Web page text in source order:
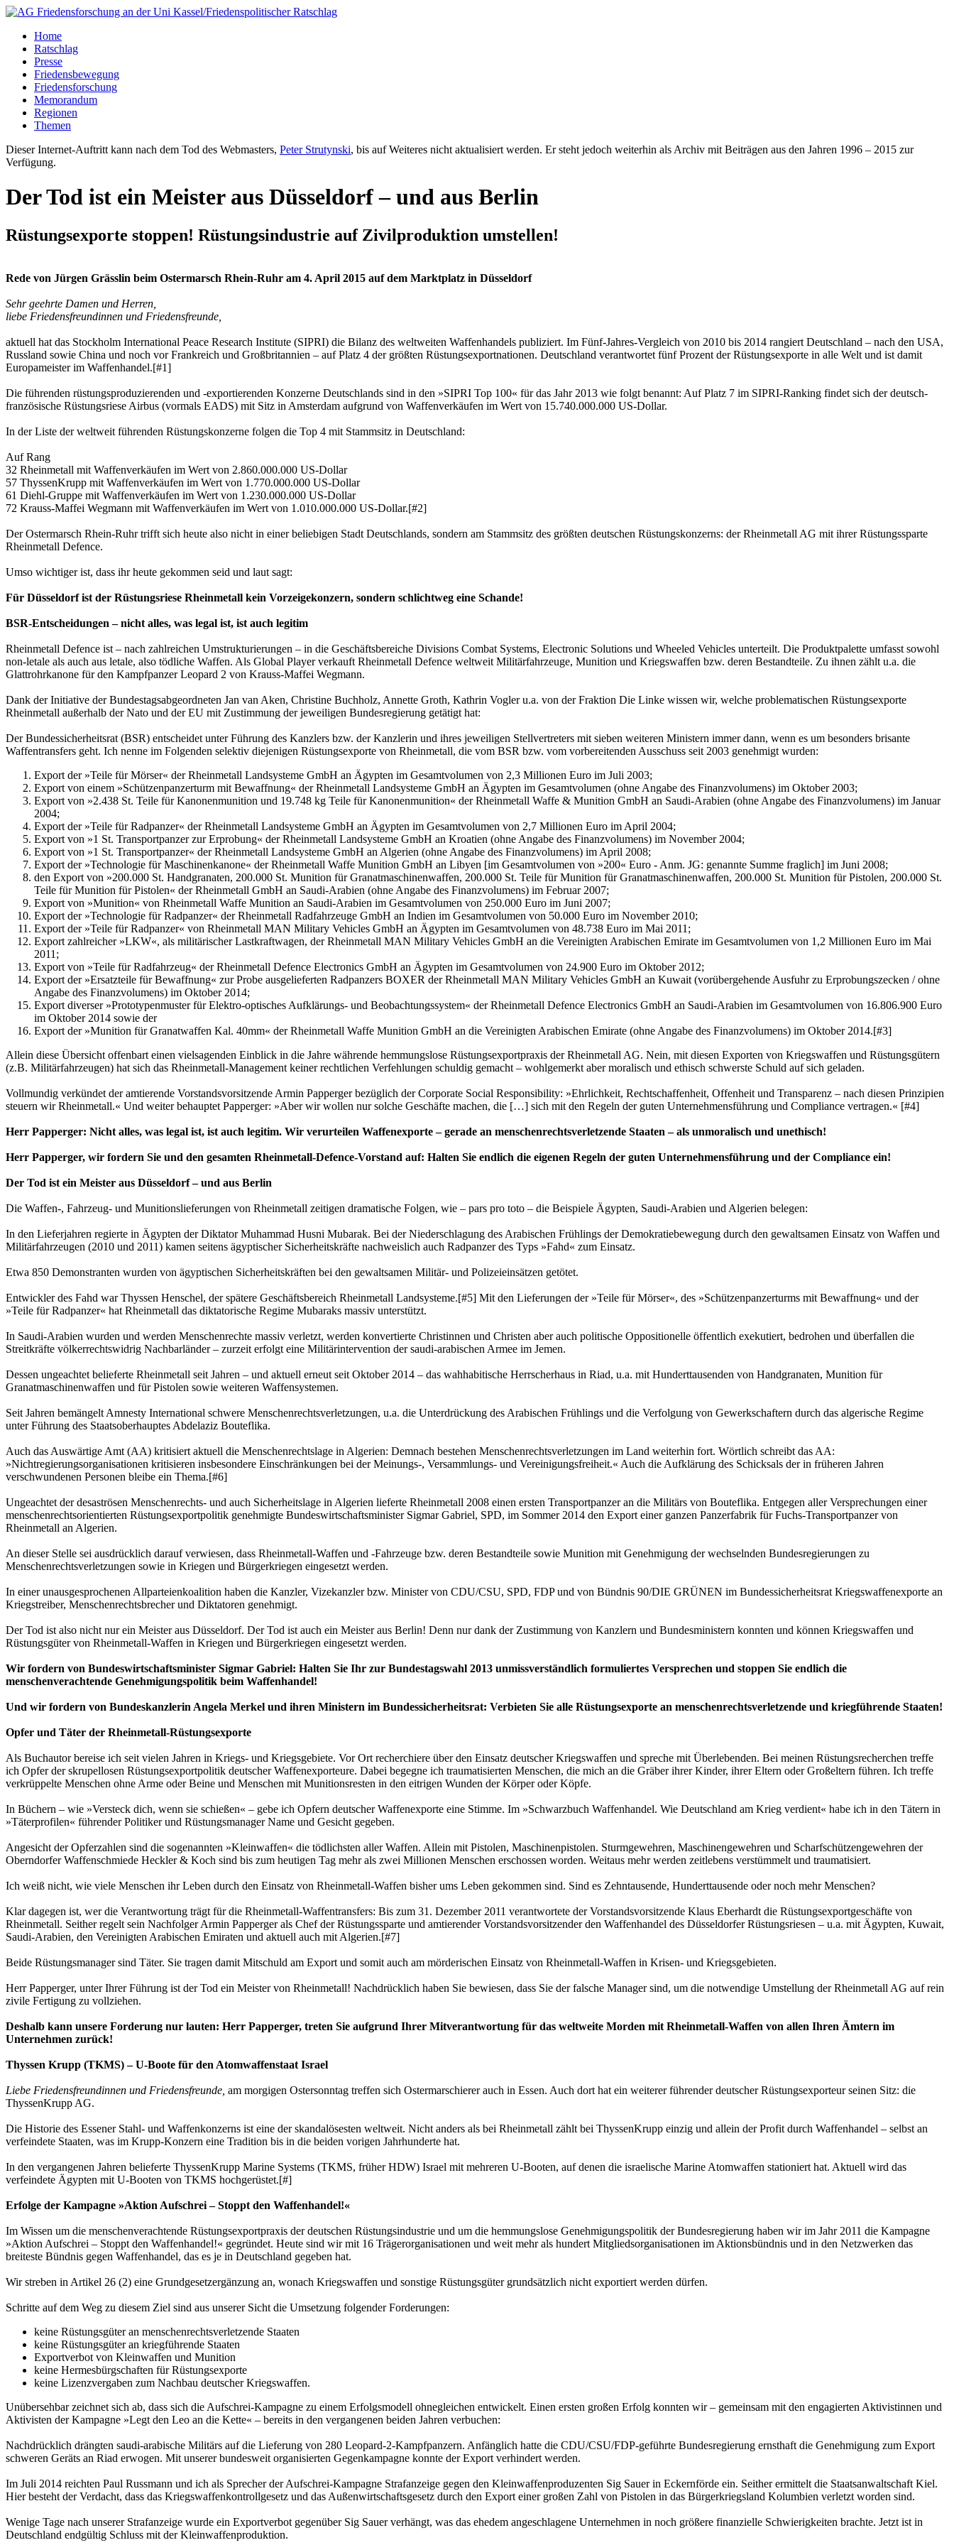
Home
Ratschlag
Presse
Friedensbewegung
Friedensforschung
Memorandum
Regionen
Themen
Dieser Internet-Auftritt kann nach dem Tod des Webmasters, Peter Strutynski, bis auf Weiteres nicht aktualisiert werden. Er steht jedoch weiterhin als Archiv mit Beiträgen aus den Jahren 1996 – 2015 zur
Verfügung.
Der Tod ist ein Meister aus Düsseldorf – und aus Berlin
Rüstungsexporte stoppen! Rüstungsindustrie auf Zivilproduktion umstellen!
Rede von Jürgen Grässlin beim Ostermarsch Rhein-Ruhr am 4. April 2015 auf dem Marktplatz in Düsseldorf
Sehr geehrte Damen und Herren,
liebe Friedensfreundinnen und Friedensfreunde,
aktuell hat das Stockholm International Peace Research Institute (SIPRI) die Bilanz des weltweiten Waffenhandels publiziert. Im Fünf-Jahres-Vergleich von 2010 bis 2014 rangiert Deutschland – nach den USA,
Russland sowie China und noch vor Frankreich und Großbritannien – auf Platz 4 der größten Rüstungsexportnationen. Deutschland verantwortet fünf Prozent der Rüstungsexporte in alle Welt und ist damit
Europameister im Waffenhandel.[#1]
Die führenden rüstungsproduzierenden und -exportierenden Konzerne Deutschlands sind in den »SIPRI Top 100« für das Jahr 2013 wie folgt benannt: Auf Platz 7 im SIPRI-Ranking findet sich der deutsch-
französische Rüstungsriese Airbus (vormals EADS) mit Sitz in Amsterdam aufgrund von Waffenverkäufen im Wert von 15.740.000.000 US-Dollar.
In der Liste der weltweit führenden Rüstungskonzerne folgen die Top 4 mit Stammsitz in Deutschland:
Auf Rang
32 Rheinmetall mit Waffenverkäufen im Wert von 2.860.000.000 US-Dollar
57 ThyssenKrupp mit Waffenverkäufen im Wert von 1.770.000.000 US-Dollar
61 Diehl-Gruppe mit Waffenverkäufen im Wert von 1.230.000.000 US-Dollar
72 Krauss-Maffei Wegmann mit Waffenverkäufen im Wert von 1.010.000.000 US-Dollar.[#2]
Der Ostermarsch Rhein-Ruhr trifft sich heute also nicht in einer beliebigen Stadt Deutschlands, sondern am Stammsitz des größten deutschen Rüstungskonzerns: der Rheinmetall AG mit ihrer Rüstungssparte
Rheinmetall Defence.
Umso wichtiger ist, dass ihr heute gekommen seid und laut sagt:
Für Düsseldorf ist der Rüstungsriese Rheinmetall kein Vorzeigekonzern, sondern schlichtweg eine Schande!
BSR-Entscheidungen – nicht alles, was legal ist, ist auch legitim
Rheinmetall Defence ist – nach zahlreichen Umstrukturierungen – in die Geschäftsbereiche Divisions Combat Systems, Electronic Solutions und Wheeled Vehicles unterteilt. Die Produktpalette umfasst sowohl
non-letale als auch aus letale, also tödliche Waffen. Als Global Player verkauft Rheinmetall Defence weltweit Militärfahrzeuge, Munition und Kriegswaffen bzw. deren Bestandteile. Zu ihnen zählt u.a. die
Glattrohrkanone für den Kampfpanzer Leopard 2 von Krauss-Maffei Wegmann.
Dank der Initiative der Bundestagsabgeordneten Jan van Aken, Christine Buchholz, Annette Groth, Kathrin Vogler u.a. von der Fraktion Die Linke wissen wir, welche problematischen Rüstungsexporte
Rheinmetall außerhalb der Nato und der EU mit Zustimmung der jeweiligen Bundesregierung getätigt hat:
Der Bundessicherheitsrat (BSR) entscheidet unter Führung des Kanzlers bzw. der Kanzlerin und ihres jeweiligen Stellvertreters mit sieben weiteren Ministern immer dann, wenn es um besonders brisante
Waffentransfers geht. Ich nenne im Folgenden selektiv diejenigen Rüstungsexporte von Rheinmetall, die vom BSR bzw. vom vorbereitenden Ausschuss seit 2003 genehmigt wurden:
Export der »Teile für Mörser« der Rheinmetall Landsysteme GmbH an Ägypten im Gesamtvolumen von 2,3 Millionen Euro im Juli 2003;
Export von einem »Schützenpanzerturm mit Bewaffnung« der Rheinmetall Landsysteme GmbH an Ägypten im Gesamtvolumen (ohne Angabe des Finanzvolumens) im Oktober 2003;
Export von »2.438 St. Teile für Kanonenmunition und 19.748 kg Teile für Kanonenmunition« der Rheinmetall Waffe & Munition GmbH an Saudi-Arabien (ohne Angabe des Finanzvolumens) im Januar
2004;
Export der »Teile für Radpanzer« der Rheinmetall Landsysteme GmbH an Ägypten im Gesamtvolumen von 2,7 Millionen Euro im April 2004;
Export von »1 St. Transportpanzer zur Erprobung« der Rheinmetall Landsysteme GmbH an Kroatien (ohne Angabe des Finanzvolumens) im November 2004;
Export von »1 St. Transportpanzer« der Rheinmetall Landsysteme GmbH an Algerien (ohne Angabe des Finanzvolumens) im April 2008;
Export der »Technologie für Maschinenkanone« der Rheinmetall Waffe Munition GmbH an Libyen [im Gesamtvolumen von »200« Euro - Anm. JG: genannte Summe fraglich] im Juni 2008;
den Export von »200.000 St. Handgranaten, 200.000 St. Munition für Granatmaschinenwaffen, 200.000 St. Teile für Munition für Granatmaschinenwaffen, 200.000 St. Munition für Pistolen, 200.000 St.
Teile für Munition für Pistolen« der Rheinmetall GmbH an Saudi-Arabien (ohne Angabe des Finanzvolumens) im Februar 2007;
Export von »Munition« von Rheinmetall Waffe Munition an Saudi-Arabien im Gesamtvolumen von 250.000 Euro im Juni 2007;
Export der »Technologie für Radpanzer« der Rheinmetall Radfahrzeuge GmbH an Indien im Gesamtvolumen von 50.000 Euro im November 2010;
Export der »Teile für Radpanzer« von Rheinmetall MAN Military Vehicles GmbH an Ägypten im Gesamtvolumen von 48.738 Euro im Mai 2011;
Export zahlreicher »LKW«, als militärischer Lastkraftwagen, der Rheinmetall MAN Military Vehicles GmbH an die Vereinigten Arabischen Emirate im Gesamtvolumen von 1,2 Millionen Euro im Mai
2011;
Export von »Teile für Radfahrzeug« der Rheinmetall Defence Electronics GmbH an Ägypten im Gesamtvolumen von 24.900 Euro im Oktober 2012;
Export der »Ersatzteile für Bewaffnung« zur Probe ausgelieferten Radpanzers BOXER der Rheinmetall MAN Military Vehicles GmbH an Kuwait (vorübergehende Ausfuhr zu Erprobungszecken / ohne
Angabe des Finanzvolumens) im Oktober 2014;
Export diverser »Prototypenmuster für Elektro-optisches Aufklärungs- und Beobachtungssystem« der Rheinmetall Defence Electronics GmbH an Saudi-Arabien im Gesamtvolumen von 16.806.900 Euro
im Oktober 2014 sowie der
Export der »Munition für Granatwaffen Kal. 40mm« der Rheinmetall Waffe Munition GmbH an die Vereinigten Arabischen Emirate (ohne Angabe des Finanzvolumens) im Oktober 2014.[#3]
Allein diese Übersicht offenbart einen vielsagenden Einblick in die Jahre währende hemmungslose Rüstungsexportpraxis der Rheinmetall AG. Nein, mit diesen Exporten von Kriegswaffen und Rüstungsgütern
(z.B. Militärfahrzeugen) hat sich das Rheinmetall-Management keiner rechtlichen Verfehlungen schuldig gemacht – wohlgemerkt aber moralisch und ethisch schwerste Schuld auf sich geladen.
Vollmundig verkündet der amtierende Vorstandsvorsitzende Armin Papperger bezüglich der Corporate Social Responsibility: »Ehrlichkeit, Rechtschaffenheit, Offenheit und Transparenz – nach diesen Prinzipien
steuern wir Rheinmetall.« Und weiter behauptet Papperger: »Aber wir wollen nur solche Geschäfte machen, die […] sich mit den Regeln der guten Unternehmensführung und Compliance vertragen.« [#4]
Herr Papperger: Nicht alles, was legal ist, ist auch legitim. Wir verurteilen Waffenexporte – gerade an menschenrechtsverletzende Staaten – als unmoralisch und unethisch!
Herr Papperger, wir fordern Sie und den gesamten Rheinmetall-Defence-Vorstand auf: Halten Sie endlich die eigenen Regeln der guten Unternehmensführung und der Compliance ein!
Der Tod ist ein Meister aus Düsseldorf – und aus Berlin
Die Waffen-, Fahrzeug- und Munitionslieferungen von Rheinmetall zeitigen dramatische Folgen, wie – pars pro toto – die Beispiele Ägypten, Saudi-Arabien und Algerien belegen:
In den Lieferjahren regierte in Ägypten der Diktator Muhammad Husni Mubarak. Bei der Niederschlagung des Arabischen Frühlings der Demokratiebewegung durch den gewaltsamen Einsatz von Waffen und
Militärfahrzeugen (2010 und 2011) kamen seitens ägyptischer Sicherheitskräfte nachweislich auch Radpanzer des Typs »Fahd« zum Einsatz.
Etwa 850 Demonstranten wurden von ägyptischen Sicherheitskräften bei den gewaltsamen Militär- und Polizeieinsätzen getötet.
Entwickler des Fahd war Thyssen Henschel, der spätere Geschäftsbereich Rheinmetall Landsysteme.[#5] Mit den Lieferungen der »Teile für Mörser«, des »Schützenpanzerturms mit Bewaffnung« und der
»Teile für Radpanzer« hat Rheinmetall das diktatorische Regime Mubaraks massiv unterstützt.
In Saudi-Arabien wurden und werden Menschenrechte massiv verletzt, werden konvertierte Christinnen und Christen aber auch politische Oppositionelle öffentlich exekutiert, bedrohen und überfallen die
Streitkräfte völkerrechtswidrig Nachbarländer – zurzeit erfolgt eine Militärintervention der saudi-arabischen Armee im Jemen.
Dessen ungeachtet belieferte Rheinmetall seit Jahren – und aktuell erneut seit Oktober 2014 – das wahhabitische Herrscherhaus in Riad, u.a. mit Hunderttausenden von Handgranaten, Munition für
Granatmaschinenwaffen und für Pistolen sowie weiteren Waffensystemen.
Seit Jahren bemängelt Amnesty International schwere Menschenrechtsverletzungen, u.a. die Unterdrückung des Arabischen Frühlings und die Verfolgung von Gewerkschaftern durch das algerische Regime
unter Führung des Staatsoberhauptes Abdelaziz Bouteflika.
Auch das Auswärtige Amt (AA) kritisiert aktuell die Menschenrechtslage in Algerien: Demnach bestehen Menschenrechtsverletzungen im Land weiterhin fort. Wörtlich schreibt das AA:
»Nichtregierungsorganisationen kritisieren insbesondere Einschränkungen bei der Meinungs-, Versammlungs- und Vereinigungsfreiheit.« Auch die Aufklärung des Schicksals der in früheren Jahren
verschwundenen Personen bleibe ein Thema.[#6]
Ungeachtet der desaströsen Menschenrechts- und auch Sicherheitslage in Algerien lieferte Rheinmetall 2008 einen ersten Transportpanzer an die Militärs von Bouteflika. Entgegen aller Versprechungen einer
menschenrechtsorientierten Rüstungsexportpolitik genehmigte Bundeswirtschaftsminister Sigmar Gabriel, SPD, im Sommer 2014 den Export einer ganzen Panzerfabrik für Fuchs-Transportpanzer von
Rheinmetall an Algerien.
An dieser Stelle sei ausdrücklich darauf verwiesen, dass Rheinmetall-Waffen und -Fahrzeuge bzw. deren Bestandteile sowie Munition mit Genehmigung der wechselnden Bundesregierungen zu
Menschenrechtsverletzungen sowie in Kriegen und Bürgerkriegen eingesetzt werden.
In einer unausgesprochenen Allparteienkoalition haben die Kanzler, Vizekanzler bzw. Minister von CDU/CSU, SPD, FDP und von Bündnis 90/DIE GRÜNEN im Bundessicherheitsrat Kriegswaffenexporte an
Kriegstreiber, Menschenrechtsbrecher und Diktatoren genehmigt.
Der Tod ist also nicht nur ein Meister aus Düsseldorf. Der Tod ist auch ein Meister aus Berlin! Denn nur dank der Zustimmung von Kanzlern und Bundesministern konnten und können Kriegswaffen und
Rüstungsgüter von Rheinmetall-Waffen in Kriegen und Bürgerkriegen eingesetzt werden.
Wir fordern von Bundeswirtschaftsminister Sigmar Gabriel: Halten Sie Ihr zur Bundestagswahl 2013 unmissverständlich formuliertes Versprechen und stoppen Sie endlich die
menschenverachtende Genehmigungspolitik beim Waffenhandel!
Und wir fordern von Bundeskanzlerin Angela Merkel und ihren Ministern im Bundessicherheitsrat: Verbieten Sie alle Rüstungsexporte an menschenrechtsverletzende und kriegführende Staaten!
Opfer und Täter der Rheinmetall-Rüstungsexporte
Als Buchautor bereise ich seit vielen Jahren in Kriegs- und Kriegsgebiete. Vor Ort recherchiere über den Einsatz deutscher Kriegswaffen und spreche mit Überlebenden. Bei meinen Rüstungsrecherchen treffe
ich Opfer der skrupellosen Rüstungsexportpolitik deutscher Waffenexporteure. Dabei begegne ich traumatisierten Menschen, die mich an die Gräber ihrer Kinder, ihrer Eltern oder Großeltern führen. Ich treffe
verkrüppelte Menschen ohne Arme oder Beine und Menschen mit Munitionsresten in den eitrigen Wunden der Körper oder Köpfe.
In Büchern – wie »Versteck dich, wenn sie schießen« – gebe ich Opfern deutscher Waffenexporte eine Stimme. Im »Schwarzbuch Waffenhandel. Wie Deutschland am Krieg verdient« habe ich in den Tätern in
»Täterprofilen« führender Politiker und Rüstungsmanager Name und Gesicht gegeben.
Angesicht der Opferzahlen sind die sogenannten »Kleinwaffen« die tödlichsten aller Waffen. Allein mit Pistolen, Maschinenpistolen. Sturmgewehren, Maschinengewehren und Scharfschützengewehren der
Oberndorfer Waffenschmiede Heckler & Koch sind bis zum heutigen Tag mehr als zwei Millionen Menschen erschossen worden. Weitaus mehr werden zeitlebens verstümmelt und traumatisiert.
Ich weiß nicht, wie viele Menschen ihr Leben durch den Einsatz von Rheinmetall-Waffen bisher ums Leben gekommen sind. Sind es Zehntausende, Hunderttausende oder noch mehr Menschen?
Klar dagegen ist, wer die Verantwortung trägt für die Rheinmetall-Waffentransfers: Bis zum 31. Dezember 2011 verantwortete der Vorstandsvorsitzende Klaus Eberhardt die Rüstungsexportgeschäfte von
Rheinmetall. Seither regelt sein Nachfolger Armin Papperger als Chef der Rüstungssparte und amtierender Vorstandsvorsitzender den Waffenhandel des Düsseldorfer Rüstungsriesen – u.a. mit Ägypten, Kuwait,
Saudi-Arabien, den Vereinigten Arabischen Emiraten und aktuell auch mit Algerien.[#7]
Beide Rüstungsmanager sind Täter. Sie tragen damit Mitschuld am Export und somit auch am mörderischen Einsatz von Rheinmetall-Waffen in Krisen- und Kriegsgebieten.
Herr Papperger, unter Ihrer Führung ist der Tod ein Meister von Rheinmetall! Nachdrücklich haben Sie bewiesen, dass Sie der falsche Manager sind, um die notwendige Umstellung der Rheinmetall AG auf rein
zivile Fertigung zu vollziehen.
Deshalb kann unsere Forderung nur lauten: Herr Papperger, treten Sie aufgrund Ihrer Mitverantwortung für das weltweite Morden mit Rheinmetall-Waffen von allen Ihren Ämtern im
Unternehmen zurück!
Thyssen Krupp (TKMS) – U-Boote für den Atomwaffenstaat Israel
Liebe Friedensfreundinnen und Friedensfreunde, am morgigen Ostersonntag treffen sich Ostermarschierer auch in Essen. Auch dort hat ein weiterer führender deutscher Rüstungsexporteur seinen Sitz: die
ThyssenKrupp AG.
Die Historie des Essener Stahl- und Waffenkonzerns ist eine der skandalösesten weltweit. Nicht anders als bei Rheinmetall zählt bei ThyssenKrupp einzig und allein der Profit durch Waffenhandel – selbst an
verfeindete Staaten, was im Krupp-Konzern eine Tradition bis in die beiden vorigen Jahrhunderte hat.
In den vergangenen Jahren belieferte ThyssenKrupp Marine Systems (TKMS, früher HDW) Israel mit mehreren U-Booten, auf denen die israelische Marine Atomwaffen stationiert hat. Aktuell wird das
verfeindete Ägypten mit U-Booten von TKMS hochgerüstet.[#]
Erfolge der Kampagne »Aktion Aufschrei – Stoppt den Waffenhandel!«
Im Wissen um die menschenverachtende Rüstungsexportpraxis der deutschen Rüstungsindustrie und um die hemmungslose Genehmigungspolitik der Bundesregierung haben wir im Jahr 2011 die Kampagne
»Aktion Aufschrei – Stoppt den Waffenhandel!« gegründet. Heute sind wir mit 16 Trägerorganisationen und weit mehr als hundert Mitgliedsorganisationen im Aktionsbündnis und in den Netzwerken das
breiteste Bündnis gegen Waffenhandel, das es je in Deutschland gegeben hat.
Wir streben in Artikel 26 (2) eine Grundgesetzergänzung an, wonach Kriegswaffen und sonstige Rüstungsgüter grundsätzlich nicht exportiert werden dürfen.
Schritte auf dem Weg zu diesem Ziel sind aus unserer Sicht die Umsetzung folgender Forderungen:
keine Rüstungsgüter an menschenrechtsverletzende Staaten
keine Rüstungsgüter an kriegführende Staaten
Exportverbot von Kleinwaffen und Munition
keine Hermesbürgschaften für Rüstungsexporte
keine Lizenzvergaben zum Nachbau deutscher Kriegswaffen.
Unübersehbar zeichnet sich ab, dass sich die Aufschrei-Kampagne zu einem Erfolgsmodell ohnegleichen entwickelt. Einen ersten großen Erfolg konnten wir – gemeinsam mit den engagierten Aktivistinnen und
Aktivisten der Kampagne »Legt den Leo an die Kette« – bereits in den vergangenen beiden Jahren verbuchen:
Nachdrücklich drängten saudi-arabische Militärs auf die Lieferung von 280 Leopard-2-Kampfpanzern. Anfänglich hatte die CDU/CSU/FDP-geführte Bundesregierung ernsthaft die Genehmigung zum Export
schweren Geräts an Riad erwogen. Mit unserer bundesweit organisierten Gegenkampagne konnte der Export verhindert werden.
Im Juli 2014 reichten Paul Russmann und ich als Sprecher der Aufschrei-Kampagne Strafanzeige gegen den Kleinwaffenproduzenten Sig Sauer in Eckernförde ein. Seither ermittelt die Staatsanwaltschaft Kiel.
Hier besteht der Verdacht, dass das Kriegswaffenkontrollgesetz und das Außenwirtschaftsgesetz durch den Export einer großen Zahl von Pistolen in das Bürgerkriegsland Kolumbien verletzt worden sind.
Wenige Tage nach unserer Strafanzeige wurde ein Exportverbot gegenüber Sig Sauer verhängt, was das ehedem angeschlagene Unternehmen in noch größere finanzielle Schwierigkeiten brachte. Jetzt ist in
Deutschland endgültig Schluss mit der Kleinwaffenproduktion.